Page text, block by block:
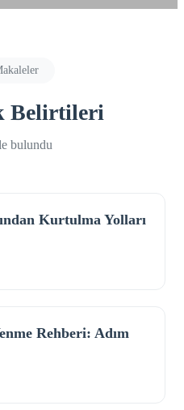
Belirtileri
bulundu
Kurtulma Yolları
Rehberi: Adım